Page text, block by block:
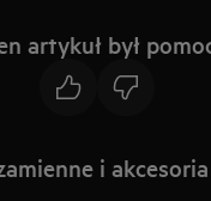
artykuł był
i